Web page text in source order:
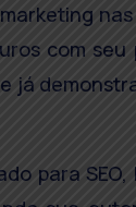
com seu
já
para